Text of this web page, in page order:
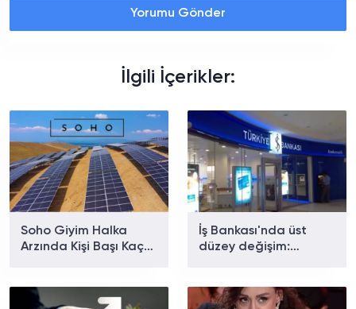
Yorumu Gönder
İlgili İçerikler:
Soho Giyim Halka
Arzında Kişi Başı Kaç
İş Bankası'nda üst
düzey değişim: